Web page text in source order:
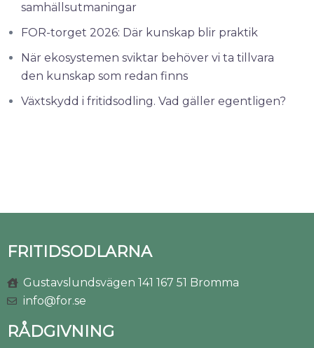
samhällsutmaningar
FOR-torget 2026: Där kunskap blir praktik
När ekosystemen sviktar behöver vi ta tillvara
den kunskap som redan finns
Växtskydd i fritidsodling. Vad gäller egentligen?
FRITIDSODLARNA
Gustavslundsvägen 141 167 51 Bromma
info@for.se
RÅDGIVNING